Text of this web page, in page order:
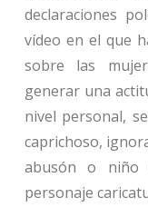
declaraciones
vídeo en el que
sobre las
generar una
nivel personal,
caprichoso,
abusón o niño
personaje